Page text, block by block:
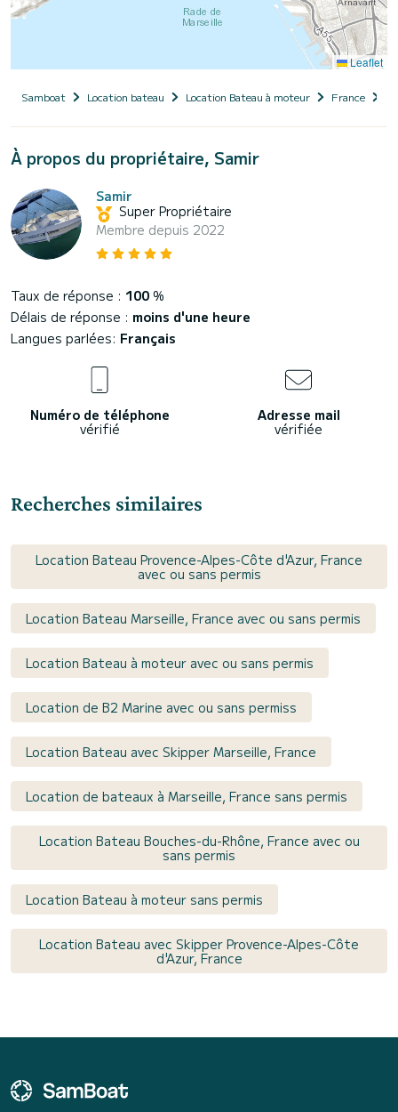
Leaflet
Samboat Location bateau Location Bateau à moteur France
À propos du propriétaire, Samir
Samir
Super Propriétaire
Membre depuis 2022
Taux de réponse : 100 %
Délais de réponse : moins d'une heure
Langues parlées: Français
Numéro de téléphone
vérifié
Adresse mail
vérifiée
Recherches similaires
Location Bateau Provence-Alpes-Côte d'Azur, France
avec ou sans permis
Location Bateau Marseille, France avec ou sans permis
Location Bateau à moteur avec ou sans permis
Location de B2 Marine avec ou sans permiss
Location Bateau avec Skipper Marseille, France
Location de bateaux à Marseille, France sans permis
Location Bateau Bouches-du-Rhône, France avec ou
sans permis
Location Bateau à moteur sans permis
Location Bateau avec Skipper Provence-Alpes-Côte
d'Azur, France